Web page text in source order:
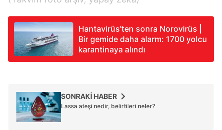
Hantavirüs'ten sonra Norovirüs |
Bir gemide daha alarm: 1700 yolcu
karantinaya alındı
SONRAKİ HABER
Lassa ateşi nedir, belirtileri neler?